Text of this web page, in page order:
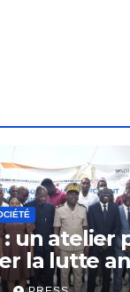
un atelier
la lutte